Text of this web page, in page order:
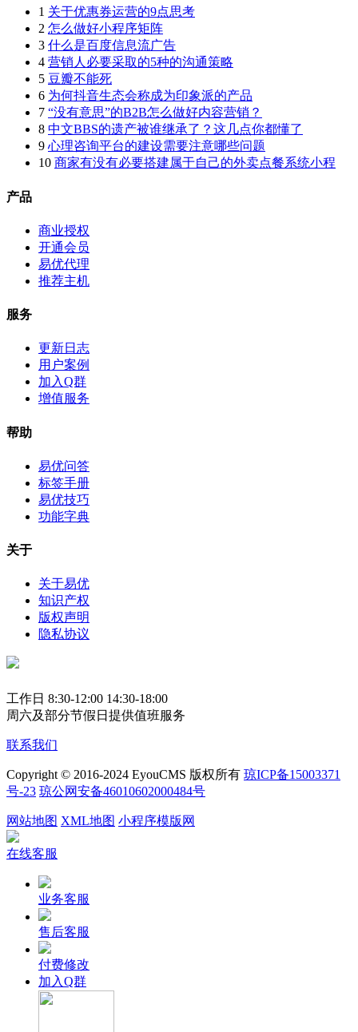
1 关于优惠券运营的9点思考
2 怎么做好小程序矩阵
3 什么是百度信息流广告
4 营销人必要采取的5种的沟通策略
5 豆瓣不能死
6 为何抖音生态会称成为印象派的产品
7 “没有意思”的B2B怎么做好内容营销？
8 中文BBS的遗产被谁继承了？这几点你都懂了
9 心理咨询平台的建设需要注意哪些问题
10 商家有没有必要搭建属于自己的外卖点餐系统小程
产品
商业授权
开通会员
易优代理
推荐主机
服务
更新日志
用户案例
加入Q群
增值服务
帮助
易优问答
标签手册
易优技巧
功能字典
关于
关于易优
知识产权
版权声明
隐私协议
工作日 8:30-12:00 14:30-18:00
周六及部分节假日提供值班服务
联系我们
Copyright © 2016-2024 EyouCMS 版权所有 琼ICP备15003371
号-23 琼公网安备46010602000484号
网站地图 XML地图 小程序模版网
在线客服
业务客服
售后客服
付费修改
加入Q群